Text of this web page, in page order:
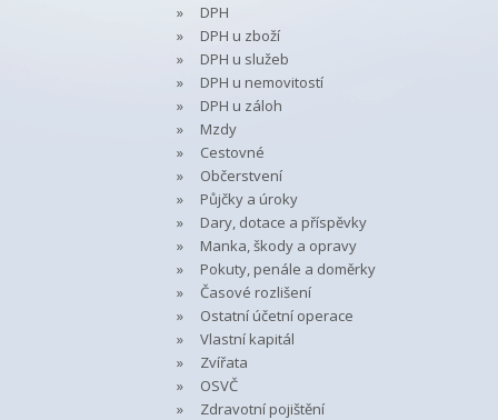
DPH
DPH u zboží
DPH u služeb
DPH u nemovitostí
DPH u záloh
Mzdy
Cestovné
Občerstvení
Půjčky a úroky
Dary, dotace a příspěvky
Manka, škody a opravy
Pokuty, penále a doměrky
Časové rozlišení
Ostatní účetní operace
Vlastní kapitál
Zvířata
OSVČ
Zdravotní pojištění